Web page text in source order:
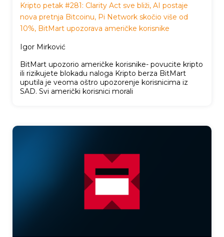
Kripto petak #281: Clarity Act sve bliži, AI postaje
nova pretnja Bitcoinu, Pi Network skočio više od
10%, BitMart upozorava američke korisnike
Igor Mirković
BitMart upozorio američke korisnike- povucite kripto
ili rizikujete blokadu naloga Kripto berza BitMart
uputila je veoma oštro upozorenje korisnicima iz
SAD. Svi američki korisnici morali